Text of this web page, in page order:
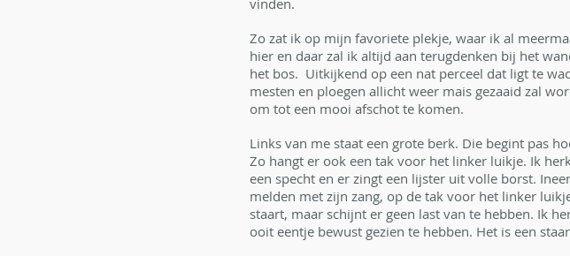
vinden.
Zo zat ik op mijn favoriete plekje, waar ik al
hier en daar zal ik altijd aan terugdenken bij het
het bos.  Uitkijkend op een nat perceel dat ligt te
mesten en ploegen allicht weer mais gezaaid zal
om tot een mooi afschot te komen.
Links van me staat een grote berk. Die begint pas
Zo hangt er ook een tak voor het linker luikje. Ik
een specht en er zingt een lijster uit volle borst.
melden met zijn zang, op de tak voor het linker
staart, maar schijnt er geen last van te hebben. Ik
ooit eentje bewust gezien te hebben. Het is een